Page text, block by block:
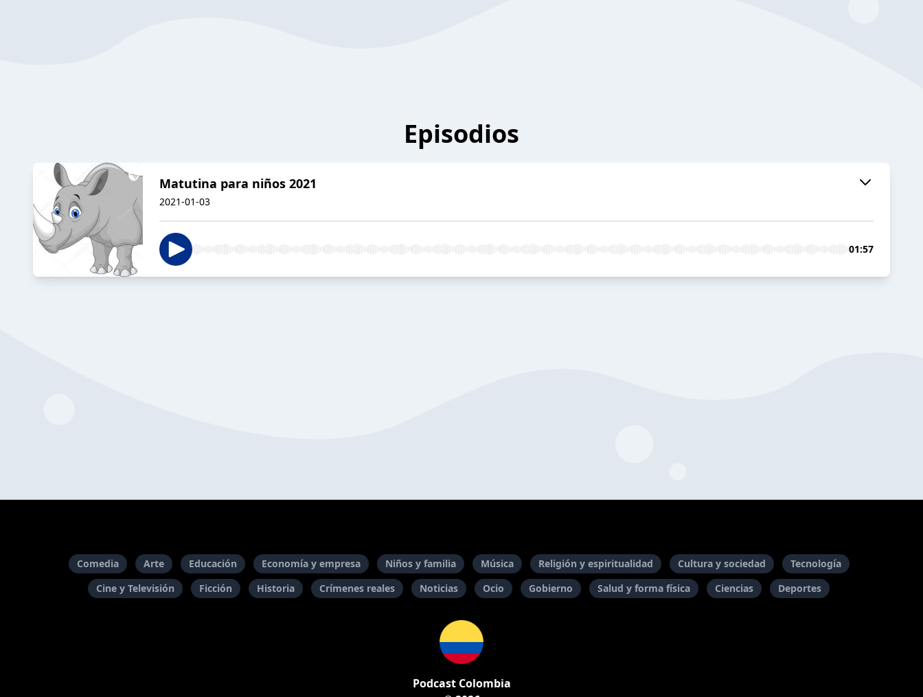
Episodios
Matutina para niños 2021
2021-01-03
01:57
Comedia Arte Educación Economía y empresa Niños y familia Música Religión y espiritualidad Cultura y sociedad
Tecnología
Cine y Televisión
Ficción Historia Crímenes reales Noticias Ocio Gobierno Salud y forma física Ciencias Deportes
Podcast Colombia